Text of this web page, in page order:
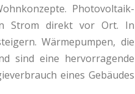
Photovoltaik-
Strom direkt vor Ort. In
Wärmepumpen, die
sind eine hervorragende
eines Gebäudes